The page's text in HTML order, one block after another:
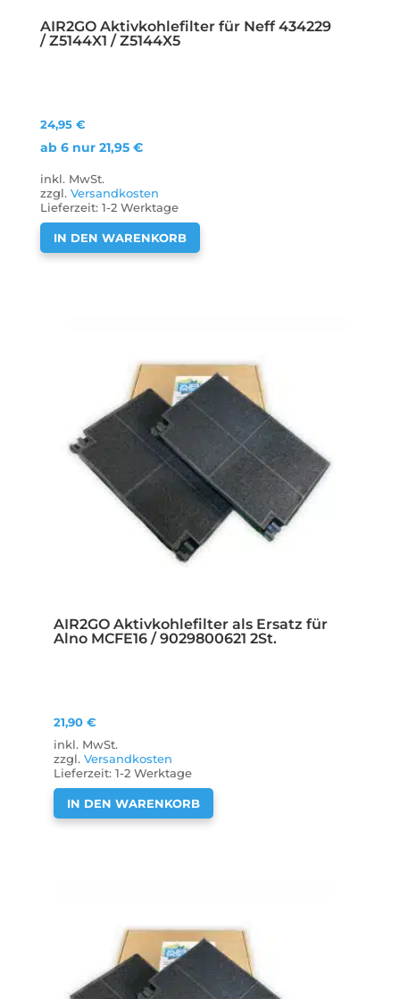
AIR2GO Aktivkohlefilter für Neff 434229
/ Z5144X1 / Z5144X5
24,95€
ab 6 nur21,95€
inkl. MwSt.
zzgl.Versandkosten
Lieferzeit:1-2 Werktage
IN DEN WARENKORB
AIR2GO Aktivkohlefilter als Ersatz für
Alno MCFE16 / 9029800621 2St.
21,90 €
inkl. MwSt.
zzgl. Versandkosten
Lieferzeit: 1-2 Werktage
IN DEN WARENKORB